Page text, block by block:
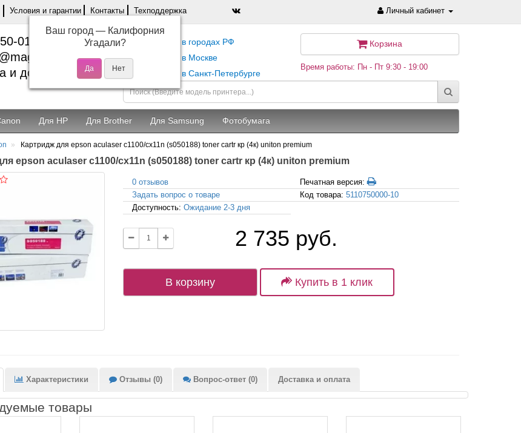
Условия и гарантии Контакты Техподдержка Личный кабинет
01-37
доставка
Самовывоз в городах РФ
Самовывоз в Москве
Самовывоз в Санкт-Петербурге
Корзина
Время работы: Пн - Пт 9:30 - 19:00
Для HP Для Brother Для Samsung Фотобумага
Картридж для epson aculaser c1100/cx11n (s050188) toner cartr кр (4к) uniton premium
epson aculaser c1100/cx11n (s050188) toner cartr кр (4к) uniton premium
0 отзывов
Печатная версия:
Задать вопрос о товаре
Код товара:5110750000-10
Доступность: Ожидание 2-3 дня
2 735 руб.
В корзину Купить в 1 клик
Характеристики Отзывы (0) Вопрос-ответ (0) Доставка и оплата
товары
Ваш город — Калифорния
Угадали?